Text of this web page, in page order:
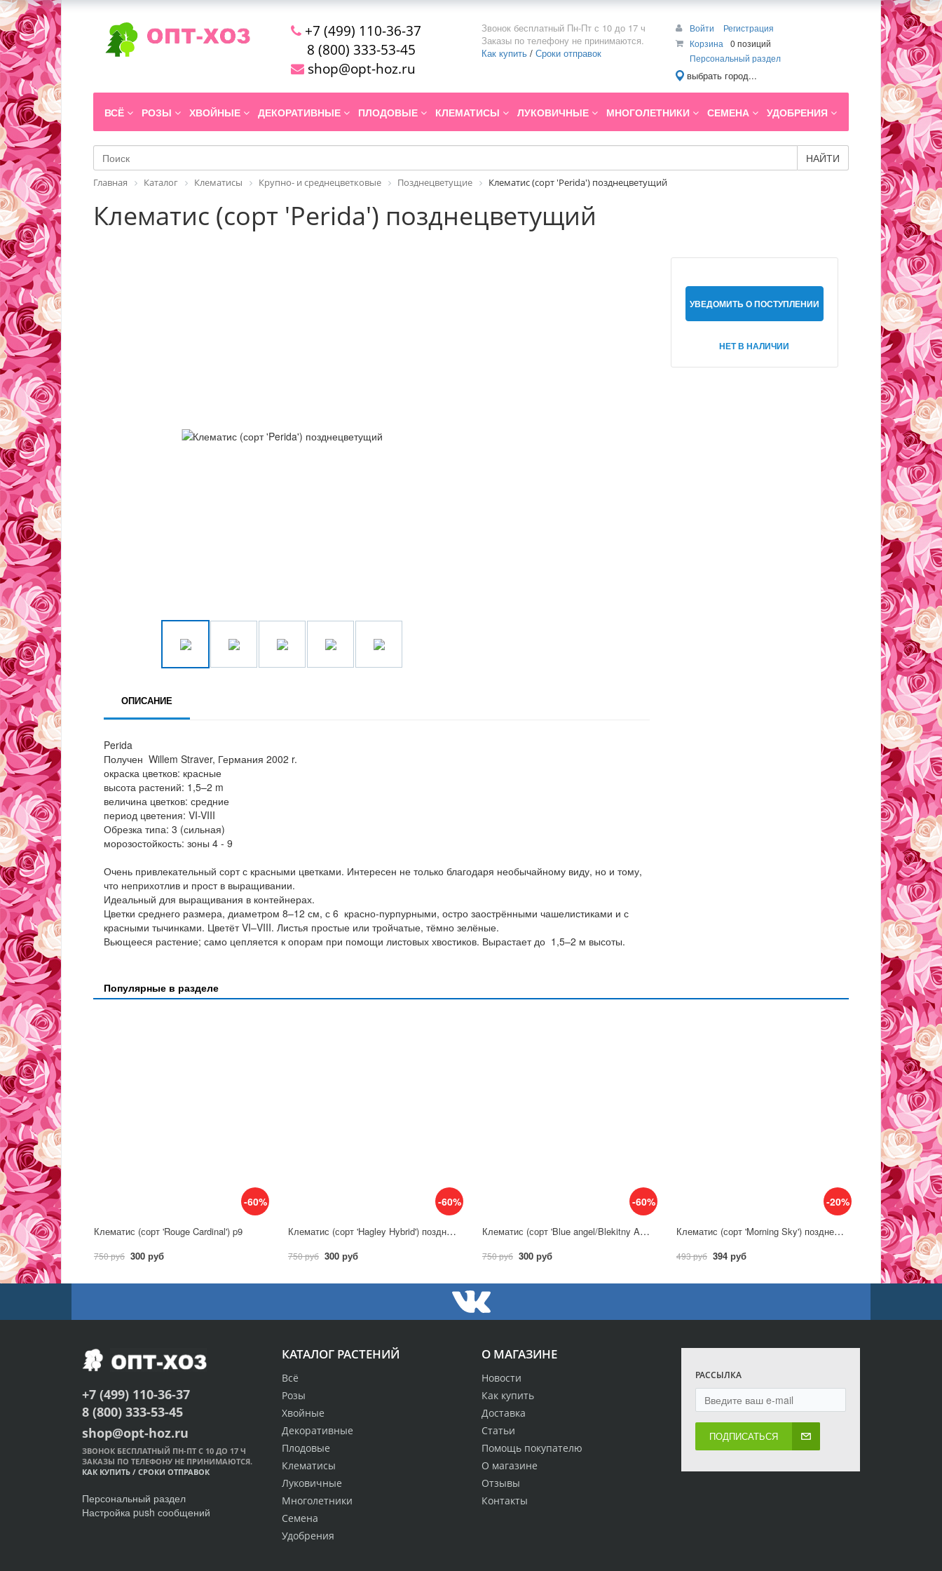
+7 (499) 110-36-37
8 (800) 333-53-45
shop@opt-hoz.ru
Звонок бесплатный Пн-Пт с 10 до 17 ч
Заказы по телефону не принимаются.
Как купить / Сроки отправок
Войти
Регистрация
Корзина
0 позиций
Персональный раздел
выбрать город...
ВСЁ РОЗЫ ХВОЙНЫЕ ДЕКОРАТИВНЫЕ ПЛОДОВЫЕ КЛЕМАТИСЫ ЛУКОВИЧНЫЕ МНОГОЛЕТНИКИ СЕМЕНА УДОБРЕНИЯ
НАЙТИ
Главная Каталог Клематисы Крупно- и среднецветковые Позднецветущие Клематис (сорт 'Perida') позднецветущий
Клематис (сорт 'Perida') позднецветущий
УВЕДОМИТЬ О ПОСТУПЛЕНИИ
НЕТ В НАЛИЧИИ
ОПИСАНИЕ
Perida
Получен Willem Straver, Германия 2002 r.
окраска цветков: красные
высота растений: 1,5–2 m
величина цветков: средние
период цветения: VI-VIII
Обрезка типа: 3 (сильная)
морозостойкость: зоны 4 - 9
Очень привлекательный сорт с красными цветками. Интересен не только благодаря необычайному виду, но и тому,
что неприхотлив и прост в выращивании.
Идеальный для выращивания в контейнерах.
Цветки среднего размера, диаметром 8–12 см, с 6 красно-пурпурными, остро заострёнными чашелистиками и с
красными тычинками. Цветёт VI–VIII. Листья простые или тройчатые, тёмно зелёные.
Вьющееся растение; само цепляется к опорам при помощи листовых хвостиков. Вырастает до 1,5–2 м высоты.
Популярные в разделе
-60%
Клематис (сорт 'Rouge Cardinal') p9
750 руб 300 руб
-60%
Клематис (сорт 'Hagley Hybrid') позднецветущий
750 руб 300 руб
-60%
Клематис (сорт 'Blue angel/Blekitny Aniol') позднецветущий
750 руб 300 руб
-20%
Клематис (сорт 'Morning Sky') позднецветущий
493 руб 394 руб
О МАГАЗИНЕ
Новости
Как купить
Доставка
Статьи
Помощь покупателю
О магазине
Отзывы
Контакты
КАТАЛОГ РАСТЕНИЙ
Всё
Розы
Хвойные
Декоративные
Плодовые
Клематисы
Луковичные
Многолетники
Семена
Удобрения
РАССЫЛКА
ПОДПИСАТЬСЯ
+7 (499) 110-36-37
8 (800) 333-53-45
shop@opt-hoz.ru
ЗВОНОК БЕСПЛАТНЫЙ ПН-ПТ С 10 ДО 17 Ч
ЗАКАЗЫ ПО ТЕЛЕФОНУ НЕ ПРИНИМАЮТСЯ.
КАК КУПИТЬ / СРОКИ ОТПРАВОК
Персональный раздел
Настройка push сообщений